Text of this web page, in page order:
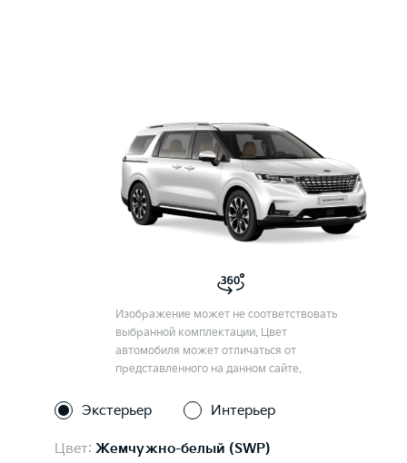
Изображение может не соответствовать
выбранной комплектации. Цвет
автомобиля может отличаться от
представленного на данном сайте.
Экстерьер Интерьер
Цвет: Жемчужно-белый (SWP)